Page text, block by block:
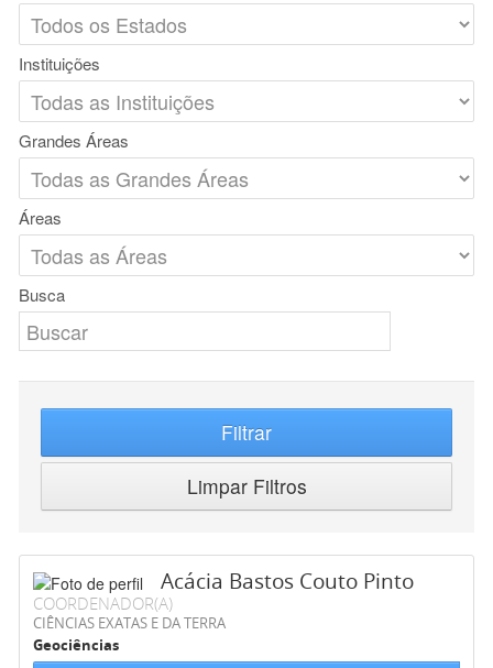
Instituições
Grandes Áreas
Áreas
Busca
Filtrar
Limpar Filtros
Acácia Bastos Couto Pinto
COORDENADOR(A)
CIÊNCIAS EXATAS E DA TERRA
Geociências